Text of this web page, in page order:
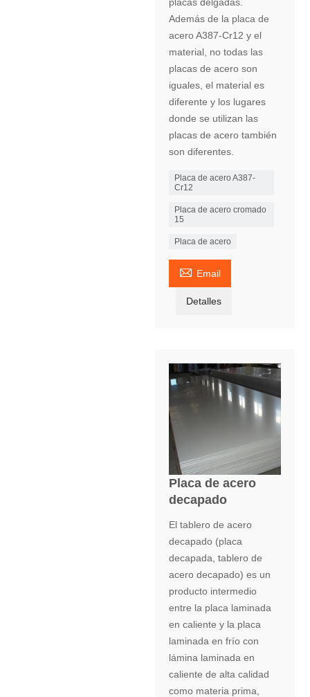
Además de la placa de
acero A387-Cr12 y el
material, no todas las
placas de acero son
iguales, el material es
diferente y los lugares
donde se utilizan las
placas de acero también
son diferentes.
Placa de acero A387-
Cr12
Placa de acero cromado
15
Placa de acero
 Email
Detalles
Placa de acero
decapado
El tablero de acero
decapado (placa
decapada, tablero de
acero decapado) es un
producto intermedio
entre la placa laminada
en caliente y la placa
laminada en frío con
lámina laminada en
caliente de alta calidad
como materia prima,